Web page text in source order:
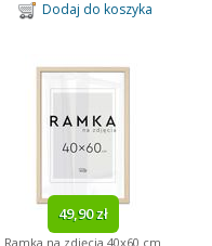
Dodaj do koszyka
49,90 zł
Ramka na zdjęcia 40x60 cm